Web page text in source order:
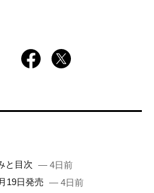
と目次 — 4日前
19日発売 — 4日前